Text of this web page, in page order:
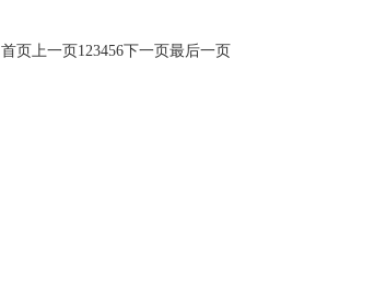
首页上一页123456下一页最后一页